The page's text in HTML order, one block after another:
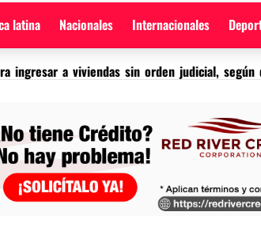
latina Nacionales Internacionales
ingresar a viviendas sin orden judicial,